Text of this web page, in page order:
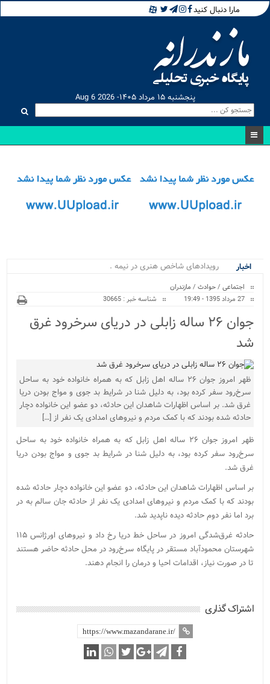
مارا دنبال کنید
پنجشنبه ۱۵ مرداد ۱۴۰۵- Aug 6 2026
اخبار
رویدادهای شاخص هنری در نیمه نخست _
اجتماعی /حوادث / مازندران
27 مرداد 1395 - 19:49
شناسه خبر : 30665
جوان ۲۶ ساله زابلی در دریای سرخرود غرق
شد
ظهر امروز جوان ۲۶ ساله اهل زابل که به همراه خانواده خود به ساحل
سرخ‌رود سفر کرده بود، به دلیل شنا در شرایط بد جوی و مواج بودن دریا
غرق شد. بر اساس اظهارات شاهدان این حادثه، دو عضو این خانواده دچار
حادثه شده بودند که با کمک مردم و نیروهای امدادی یک نفر از […]
ظهر امروز جوان ۲۶ ساله اهل زابل که به همراه خانواده خود به ساحل
سرخ‌رود سفر کرده بود، به دلیل شنا در شرایط بد جوی و مواج بودن دریا
غرق شد.
بر اساس اظهارات شاهدان این حادثه، دو عضو این خانواده دچار حادثه شده
بودند که با کمک مردم و نیروهای امدادی یک نفر از حادثه جان سالم به در
برد اما نفر دوم حادثه دیده ناپدید شد.
حادثه غرق‌شدگی امروز در ساحل خط دریا رخ داد و نیروهای اورژانس ۱۱۵
شهرستان محمودآباد مستقر در پایگاه سرخ‌رود در محل حادثه حاضر هستند
تا در صورت نیاز، اقدامات احیا و درمان را انجام دهند.
اشتراک گذاری